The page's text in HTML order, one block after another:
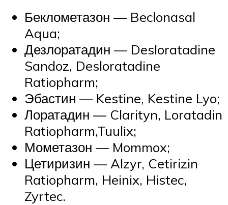
Беклометазон — Beclonasal
Aqua;
Дезлоратадин — Desloratadine
Sandoz, Desloratadine
Ratiopharm;
Эбастин — Kestine, Kestine Lyo;
Лоратадин — Clarityn, Loratadin
Ratiopharm,Tuulix;
Мометазон — Mommox;
Цетиризин — Alzyr, Cetirizin
Ratiopharm, Heinix, Histec,
Zyrtec.